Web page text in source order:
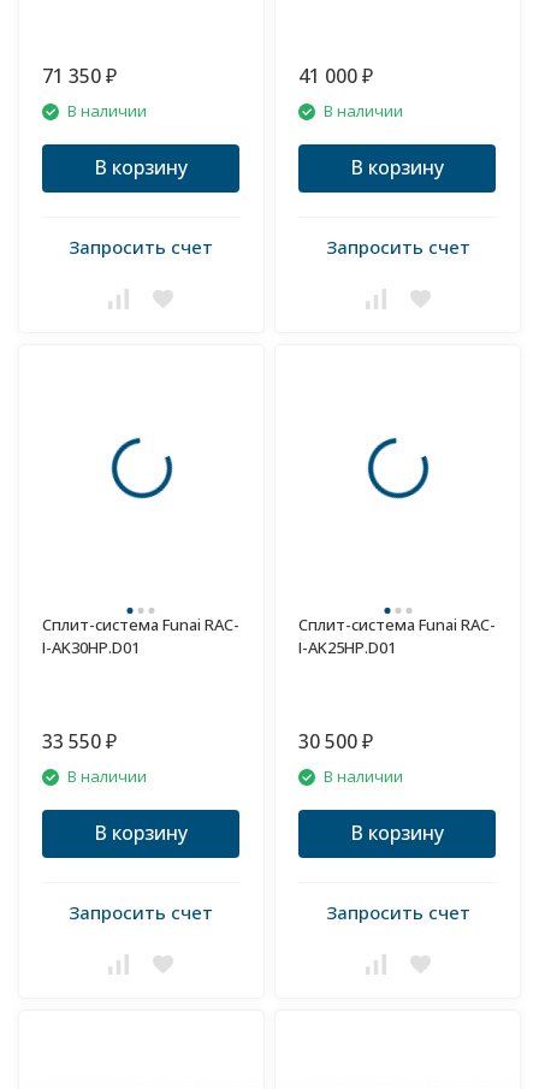
71 350 ₽
В наличии
В корзину
Запросить счет
41 000 ₽
В наличии
В корзину
Запросить счет
Сплит-система Funai RAC-
I-AK30HP.D01
33 550 ₽
В наличии
В корзину
Запросить счет
Сплит-система Funai RAC-
I-AK25HP.D01
30 500 ₽
В наличии
В корзину
Запросить счет